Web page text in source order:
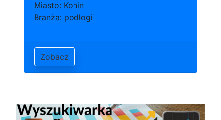
Miasto: Konin
Branża: podłogi
Zobacz